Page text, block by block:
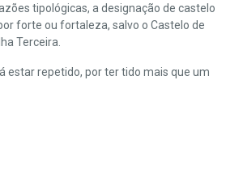
tipológicas, a designação de castelo
forte ou fortaleza, salvo o Castelo de
Terceira.
estar repetido, por ter tido mais que um